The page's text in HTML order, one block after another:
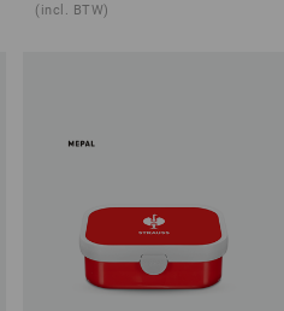
(incl. BTW)